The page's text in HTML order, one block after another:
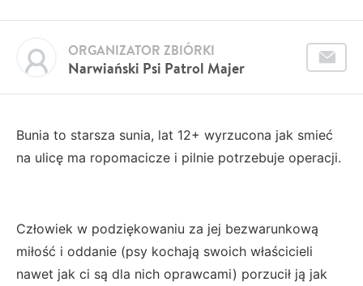
Narwiański Psi Patrol Majer
ORGANIZATOR ZBIÓRKI
Bunia to starsza sunia, lat 12+ wyrzucona jak smieć
na ulicę ma ropomacicze i pilnie potrzebuje operacji.
Człowiek w podziękowaniu za jej bezwarunkową
miłość i oddanie (psy kochają swoich właścicieli
nawet jak ci są dla nich oprawcami) porzucił ją jak